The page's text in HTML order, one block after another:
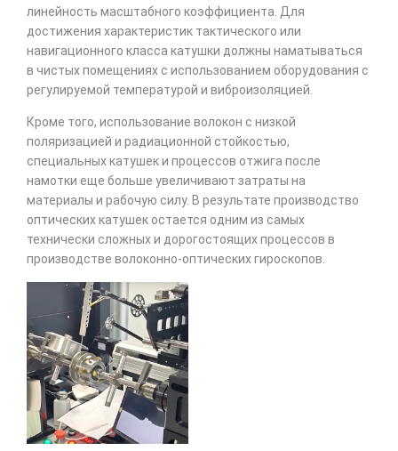
линейность масштабного коэффициента. Для
достижения характеристик тактического или
навигационного класса катушки должны наматываться
в чистых помещениях с использованием оборудования с
регулируемой температурой и виброизоляцией.
Кроме того, использование волокон с низкой
поляризацией и радиационной стойкостью,
специальных катушек и процессов отжига после
намотки еще больше увеличивают затраты на
материалы и рабочую силу. В результате производство
оптических катушек остается одним из самых
технически сложных и дорогостоящих процессов в
производстве волоконно-оптических гироскопов.